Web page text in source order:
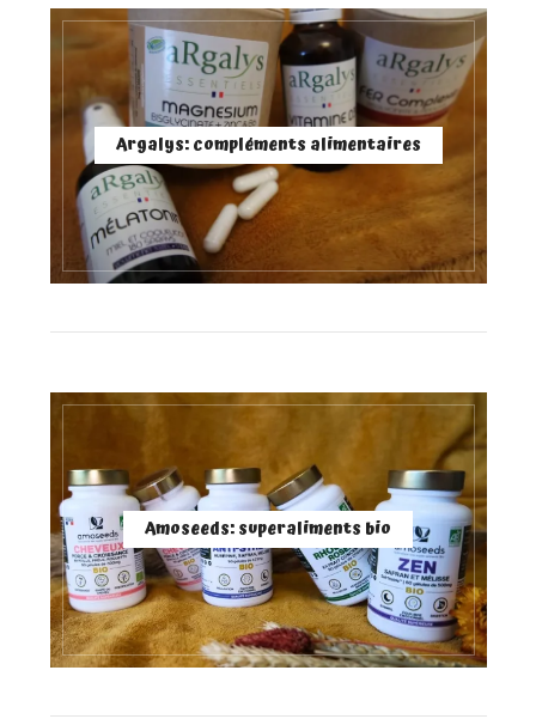
Argalys: compléments alimentaires
Amoseeds: superaliments bio